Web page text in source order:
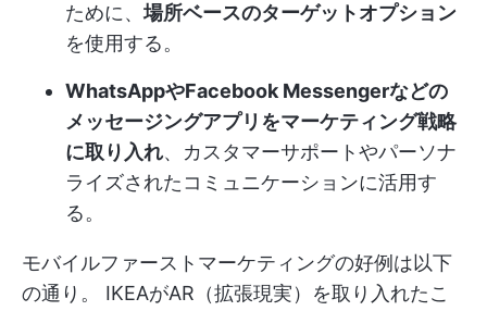
ために、場所ベースのターゲットオプション
を使用する。
WhatsAppやFacebook Messengerなどの
メッセージングアプリをマーケティング戦略
に取り入れ、カスタマーサポートやパーソナ
ライズされたコミュニケーションに活用す
る。
モバイルファーストマーケティングの好例は以下
の通り。 IKEAがAR（拡張現実）を取り入れたこ